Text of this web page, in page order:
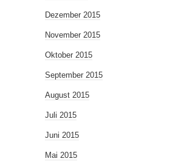
Dezember 2015
November 2015
Oktober 2015
September 2015
August 2015
Juli 2015
Juni 2015
Mai 2015